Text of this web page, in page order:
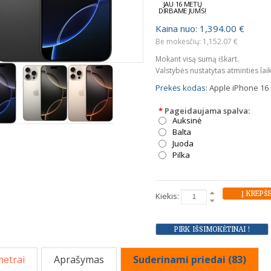
JAU 16 METŲ
DIRBAME JUMS!
Kaina nuo: 1,394.00 €
Be mokesčių: 1,152.07 €
Mokant visą sumą iškart.
Valstybės nustatytas atminties
Prekės kodas: Apple iPhone 16
* Pageidaujama spalva:
Auksinė
Balta
Juoda
Pilka
Kiekis:
Aprašymas Suderinami priedai (83)